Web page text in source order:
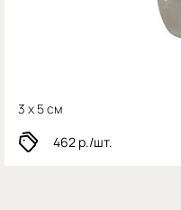
3 x 5 см
462 р./шт.